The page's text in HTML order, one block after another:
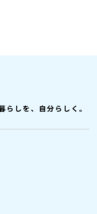
らしを、自分らしく。